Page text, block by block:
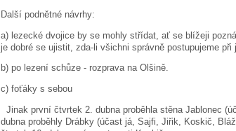
Další podnětné návrhy:
a) lezecké dvojice by se mohly střídat, ať se blížeji
je dobré se ujistit, zda-li všichni správně postupujeme při
b) po lezení schůze - rozprava na Olšině.
c) foťáky s sebou
Jinak první čtvrtek 2. dubna proběhla stěna Jablonec
dubna proběhly Drábky (účast já, Sajfi, Jiřik, Koskič,